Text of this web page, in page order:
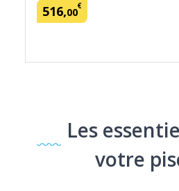
516,00€
Les
votre